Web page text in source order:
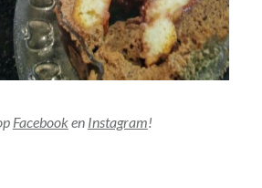
Facebooken Instagram!